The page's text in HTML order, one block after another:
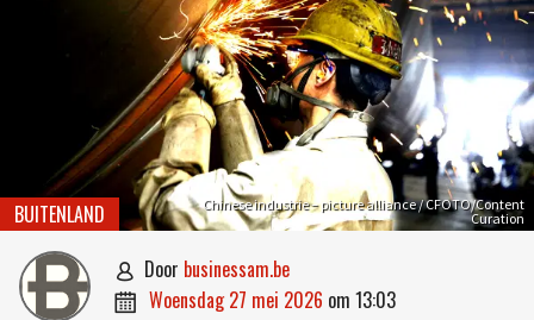
Chinese industrie – picture alliance / CFOTO/Content
Curation
BUITENLAND
 door businessam.be
 woensdag 27 mei 2026 om 13:03